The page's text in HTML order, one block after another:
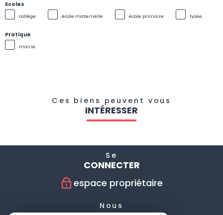
Ecoles
collège école maternelle école primaire lycée
Pratique
mairie
Ces biens peuvent vous
INTÉRESSER
Se
CONNECTER
espace propriétaire
Nous